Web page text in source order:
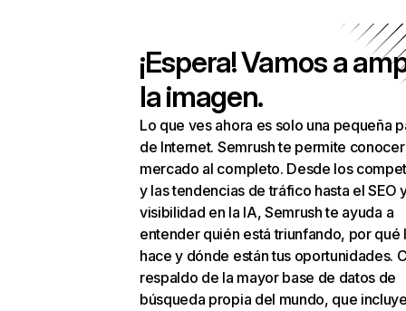
¡Espera! Vamos a
la imagen.
Lo que ves ahora es solo una pequeña
de Internet. Semrush te permite
mercado al completo. Desde los
y las tendencias de tráfico hasta el SEO
visibilidad en la IA, Semrush te ayuda a
entender quién está triunfando, por qué
hace y dónde están tus oportunidades.
respaldo de la mayor base de datos de
búsqueda propia del mundo, que